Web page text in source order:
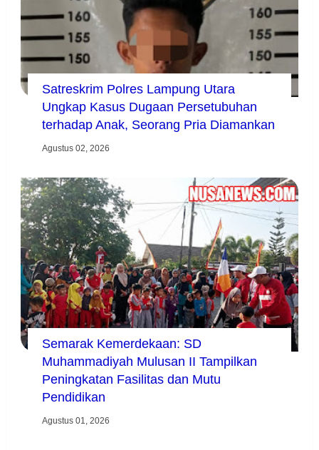
Satreskrim Polres Lampung Utara
Ungkap Kasus Dugaan Persetubuhan
terhadap Anak, Seorang Pria Diamankan
Agustus 02, 2026
Semarak Kemerdekaan: SD
Muhammadiyah Mulusan II Tampilkan
Peningkatan Fasilitas dan Mutu
Pendidikan
Agustus 01, 2026